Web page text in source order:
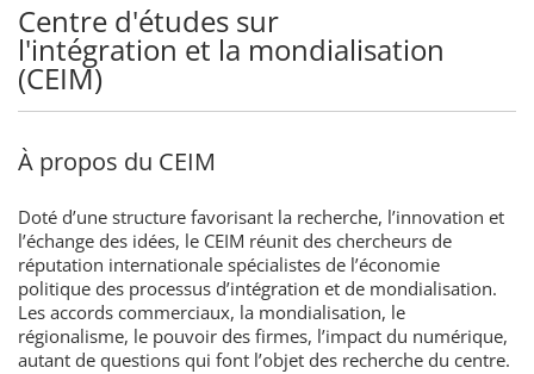
Centre d'études sur
l'intégration et la mondialisation
(CEIM)
À propos du CEIM
Doté d’une structure favorisant la recherche, l’innovation et
l’échange des idées, le CEIM réunit des chercheurs de
réputation internationale spécialistes de l’économie
politique des processus d’intégration et de mondialisation.
Les accords commerciaux, la mondialisation, le
régionalisme, le pouvoir des firmes, l’impact du numérique,
autant de questions qui font l’objet des recherche du centre.